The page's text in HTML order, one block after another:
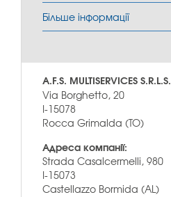
Більше інформації
A.F.S. MULTISERVICES S.R.L.S.
Via Borghetto, 20
I-15078
Rocca Grimalda (TO)
Адреса компанії:
Strada Casalcermelli, 980
I-15073
Castellazzo Bormida (AL)